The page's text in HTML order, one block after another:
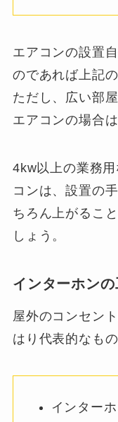
エアコンの設置
のであれば上記
ただし、広い部
エアコンの場合
4kw以上の業務
コンは、設置の
ちろん上がるこ
しょう。
インターホンの
屋外のコンセン
はり代表的なも
インター